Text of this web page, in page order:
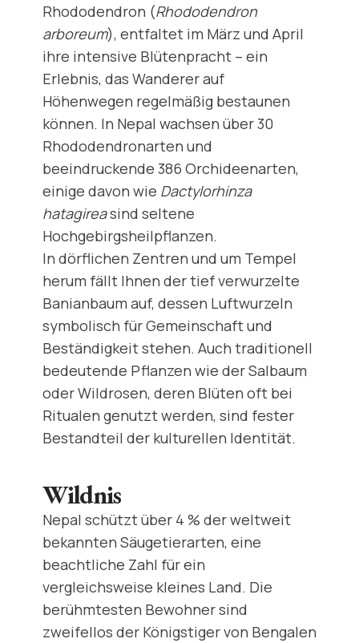
Rhododendron (Rhododendron
arboreum), entfaltet im März und April
ihre intensive Blütenpracht – ein
Erlebnis, das Wanderer auf
Höhenwegen regelmäßig bestaunen
können. In Nepal wachsen über 30
Rhododendronarten und
beeindruckende 386 Orchideenarten,
einige davon wie Dactylorhinza
hatagireasind seltene
Hochgebirgsheilpflanzen.
In dörflichen Zentren und um Tempel
herum fällt Ihnen der tief verwurzelte
Banianbaum auf, dessen Luftwurzeln
symbolisch für Gemeinschaft und
Beständigkeit stehen. Auch traditionell
bedeutende Pflanzen wie der Salbaum
oder Wildrosen, deren Blüten oft bei
Ritualen genutzt werden, sind fester
Bestandteil der kulturellen Identität.
Wildnis
Nepal schützt über 4 % der weltweit
bekannten Säugetierarten, eine
beachtliche Zahl für ein
vergleichsweise kleines Land. Die
berühmtesten Bewohner sind
zweifellos der Königstiger von Bengalen